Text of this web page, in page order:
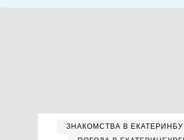
ЗНАКОМСТВА В